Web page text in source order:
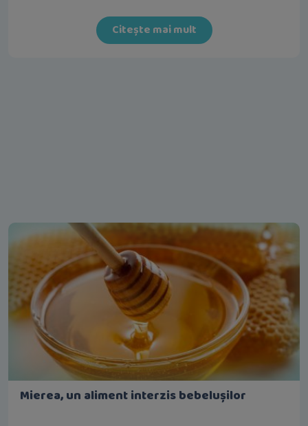
Citește mai mult
Mierea, un aliment interzis bebelușilor